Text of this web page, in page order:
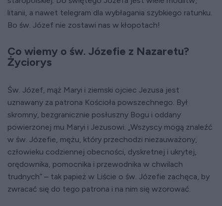
litanii, a nawet telegram dla wybłagania szybkiego ratunku.
Bo św. Józef nie zostawi nas w kłopotach!
Co wiemy o św. Józefie z Nazaretu?
Życiorys
Św. Józef, mąż Maryi i ziemski ojciec Jezusa jest
uznawany za patrona Kościoła powszechnego. Był
skromny, bezgranicznie posłuszny Bogu i oddany
powierzonej mu Maryi i Jezusowi. „Wszyscy mogą znaleźć
w św. Józefie, mężu, który przechodzi niezauważony,
człowieku codziennej obecności, dyskretnej i ukrytej,
orędownika, pomocnika i przewodnika w chwilach
trudnych” – tak papież w Liście o św. Józefie zachęca, by
zwracać się do tego patrona i na nim się wzorować.